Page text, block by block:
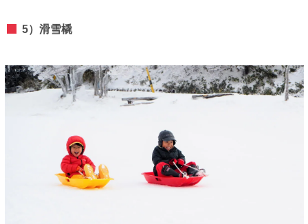
5）滑雪橇